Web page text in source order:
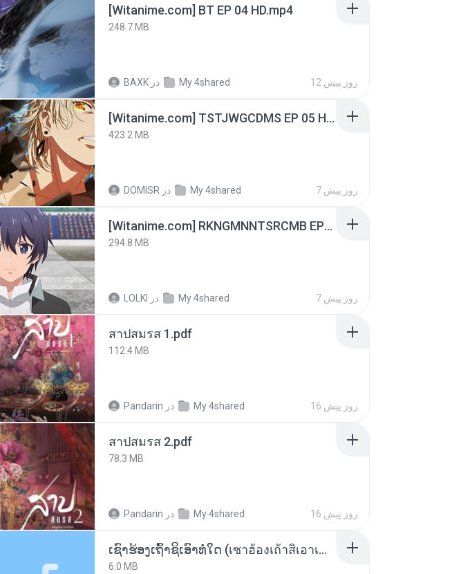
[Witanime.com] BT EP 04 HD.mp4
248.7 MB
BAXK در My 4shared 12 روز پیش
[Witanime.com] TSTJWGCDMS EP 05 HD.mp4
423.2 MB
DOMISR در My 4shared 7 روز پیش
[Witanime.com] RKNGMNNTSRCMB EP 06 HD.mp4
294.8 MB
LOLKI در My 4shared 7 روز پیش
สาปสมรส 1.pdf
112.4 MB
Pandarin در My 4shared 16 روز پیش
สาปสมรส 2.pdf
78.3 MB
Pandarin در My 4shared 16 روز پیش
ເຊົາຮ້ອງເຖົ້າຊິເອົາທໍ່ໃດ (เซาฮ้องเถ้าสิเอาเท่าใด) ບຸນເກີດ ຫນູຫ່ວງ ft. ໂສພາ ຈຸນທະລາ
6.0 MB